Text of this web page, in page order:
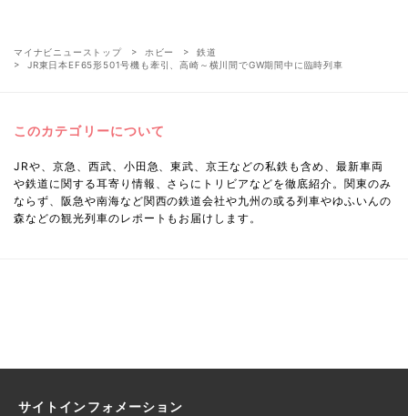
マイナビニューストップ ホビー
鉄道
JR東日本EF65形501号機も牽引、高崎～横川間でGW期間中に臨時列車
このカテゴリーについて
JRや、京急、西武、小田急、東武、京王などの私鉄も含め、最新車両
や鉄道に関する耳寄り情報、さらにトリビアなどを徹底紹介。関東のみ
ならず、阪急や南海など関西の鉄道会社や九州の或る列車やゆふいんの
森などの観光列車のレポートもお届けします。
サイトインフォメーション